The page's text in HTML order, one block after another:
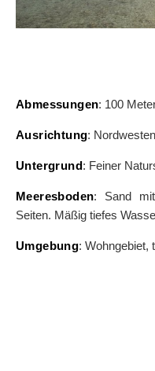
Abmessungen: 100
Ausrichtung:
Untergrund: Feiner
Meeresboden: Sand
Seiten. Mäßig tiefes
Umgebung: Wohngebiet,